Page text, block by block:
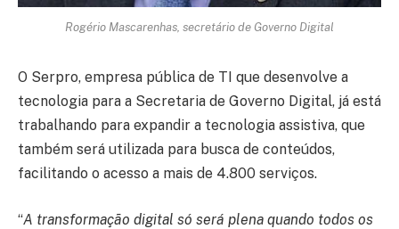
Rogério Mascarenhas, secretário de Governo Digital
O Serpro, empresa pública de TI que desenvolve a
tecnologia para a Secretaria de Governo Digital, já está
trabalhando para expandir a tecnologia assistiva, que
também será utilizada para busca de conteúdos,
facilitando o acesso a mais de 4.800 serviços.
“A transformação digital só será plena quando todos os